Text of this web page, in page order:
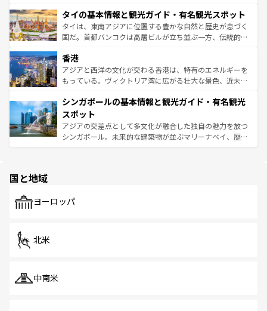
リティに包まれながら、韓国の多彩な魅力を心ゆくまで味
わってみてほしい。 なお、新着の韓国情報はコンテンツ一
覧を参照してほしい。
急速な発展と共に伝統が息づく。ハノイの古い町並みやホ
ーチミン市のフランス統治時代の建物も、独特の雰囲気を
醸し出している。また、バラエティの豊かさとおいしさで
とつ。フォーやバインミー、ベトナムコーヒーなどは、ぜ
ひ現地で味わいたい。どの地域を訪れてもあたたかい人々
が旅行者を迎えてくれるので、きっと忘れられない旅にな
参照してほしい。
タイの基本情報と観光ガイド・有名観光スポット
タイは、東南アジアに位置する豊かな自然と歴史が息づく
国だ。首都バンコクは高層ビルが立ち並ぶ一方、伝統的な
の活気が交差している。北部ではチェンマイなどの山岳地
帯で自然と触れ合い、南部ではプーケットやクラビの美し
いビーチでリゾート気分を楽しむことができる。タイ料理
激する。気候は一年中温暖で、どの季節にも異なる楽しみ
が待っている。親しみやすいタイの人々、仏教を中心とし
た文化、そして多様な観光資源が、訪れる旅人を魅了し続
ける。 なお、新着のタイ情報はコンテンツ一覧を参照して
香港
アジアと西洋の文化が交わる香港は、特有のエネルギーを
もっている。ヴィクトリア湾に広がる壮大な景色、近未来
み、どこを訪れても感動するはず。観光スポットが密集し
ており、効率よく見どころを回れるのも魅力。息をのむよ
うな絶景から文化的な体験まで、香港を存分に楽しみ尽く
そう。 なお、新着の香港情報はコンテンツ一覧を参照して
シンガポールの基本情報と観光ガイド・有名観光
スポット
アジアの交差点として多文化が融合した独自の魅力を放つ
シンガポール。未来的な建築物が並ぶマリーナベイ、歴史
で、ホーカーズは地元の風情を楽しめる外せないスポット
国と地域
ヨーロッパ
北米
中南米